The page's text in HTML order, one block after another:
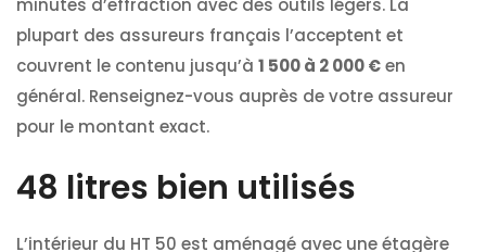
minutes d’effraction avec des outils légers. La
plupart des assureurs français l’acceptent et
couvrent le contenu jusqu’à 1 500 à 2 000 €en
général. Renseignez-vous auprès de votre assureur
pour le montant exact.
48 litres bien utilisés
L’intérieur du HT 50 est aménagé avec une étagère